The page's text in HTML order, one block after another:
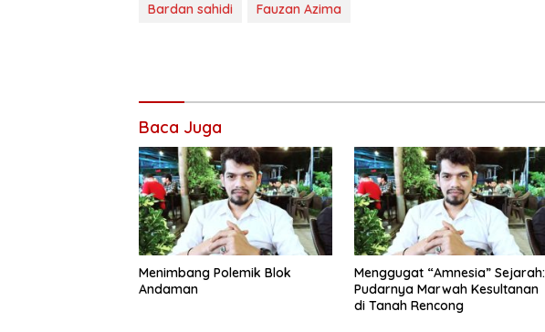
Bardan sahidi Fauzan Azima
Baca Juga
Menimbang Polemik Blok
Andaman
Menggugat “Amnesia” Sejarah:
Pudarnya Marwah Kesultanan
di Tanah Rencong